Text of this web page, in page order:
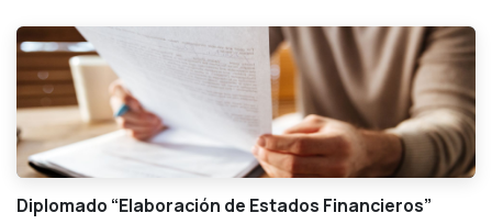
Diplomado “Elaboración de Estados Financieros”